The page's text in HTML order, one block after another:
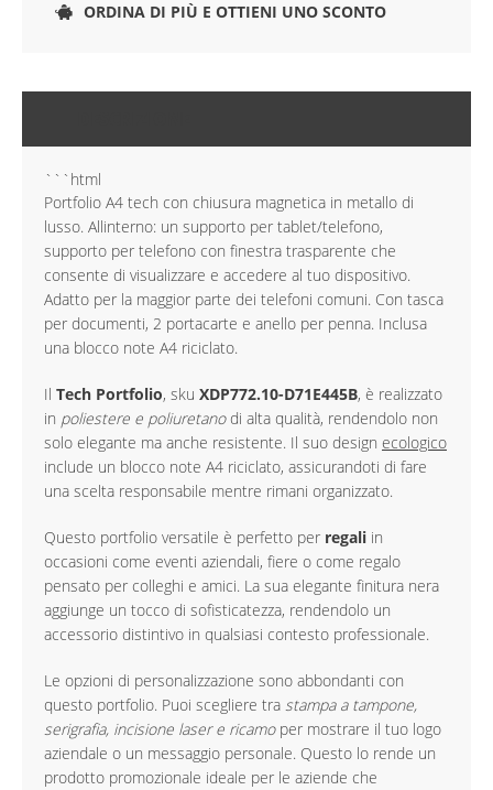
ORDINA DI PIÙ E OTTIENI UNO SCONTO
```html
Portfolio A4 tech con chiusura magnetica in metallo di
lusso. Allinterno: un supporto per tablet/telefono,
supporto per telefono con finestra trasparente che
consente di visualizzare e accedere al tuo dispositivo.
Adatto per la maggior parte dei telefoni comuni. Con tasca
per documenti, 2 portacarte e anello per penna. Inclusa
una blocco note A4 riciclato.
Il Tech Portfolio, sku XDP772.10-D71E445B, è realizzato
in poliestere e poliuretanodi alta qualità, rendendolo non
solo elegante ma anche resistente. Il suo design ecologico
include un blocco note A4 riciclato, assicurandoti di fare
una scelta responsabile mentre rimani organizzato.
Questo portfolio versatile è perfetto per regali in
occasioni come eventi aziendali, fiere o come regalo
pensato per colleghi e amici. La sua elegante finitura nera
aggiunge un tocco di sofisticatezza, rendendolo un
accessorio distintivo in qualsiasi contesto professionale.
Le opzioni di personalizzazione sono abbondanti con
questo portfolio. Puoi scegliere tra stampa a tampone,
serigrafia, incisione laser e ricamoper mostrare il tuo logo
aziendale o un messaggio personale. Questo lo rende un
prodotto promozionale ideale per le aziende che